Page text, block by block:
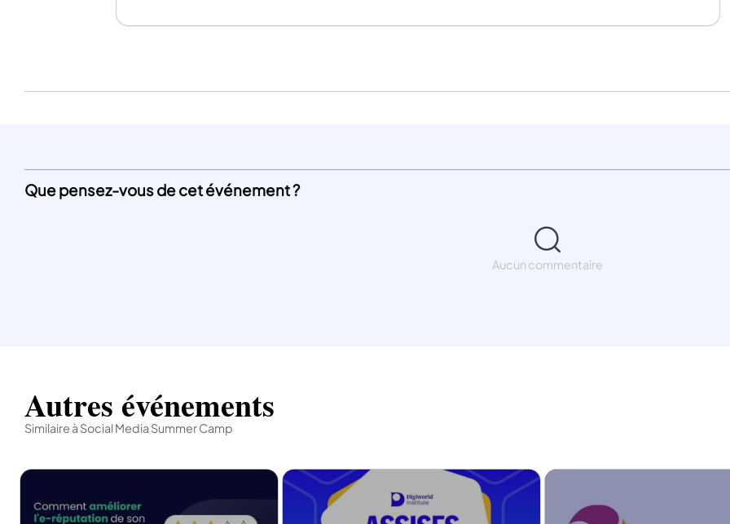
Que pensez-vous de cet événement ?
Aucun commentaire
Autres événements
Similaire à Social Media Summer Camp